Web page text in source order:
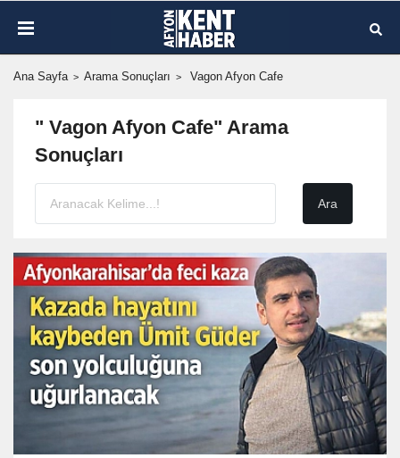
Ana Sayfa Arama Sonuçları Vagon Afyon Cafe
" Vagon Afyon Cafe" Arama
Sonuçları